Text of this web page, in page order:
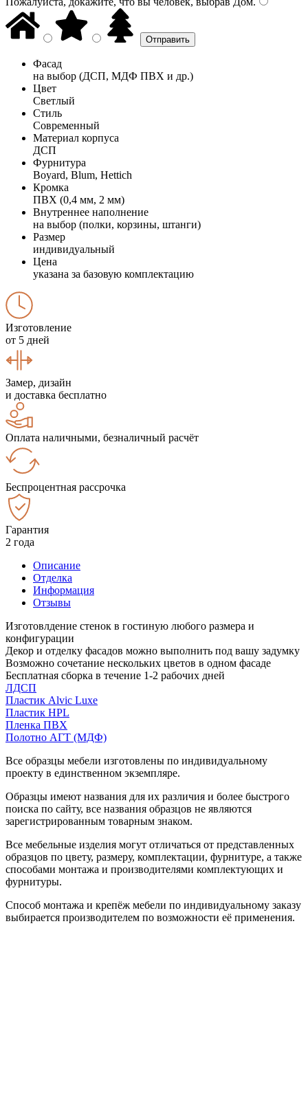
Фасад
на выбор (ДСП, МДФ ПВХ и др.)
Цвет
Светлый
Стиль
Современный
Материал корпуса
ДСП
Фурнитура
Boyard, Blum, Hettich
Кромка
ПВХ (0,4 мм, 2 мм)
Внутреннее наполнение
на выбор (полки, корзины, штанги)
Размер
индивидуальный
Цена
указана за базовую комплектацию
Изготовление
от 5 дней
Замер, дизайн
и доставка бесплатно
Оплата наличными, безналичный расчёт
Беспроцентная рассрочка
Гарантия
2 года
Описание
Отделка
Информация
Отзывы
Изготовлдение стенок в гостиную любого размера и
конфигурации
Декор и отделку фасадов можно выполнить под вашу задумку
Возможно сочетание нескольких цветов в одном фасаде
Бесплатная сборка в течение 1-2 рабочих дней
ЛДСП
Пластик Alvic Luxe
Пластик HPL
Пленка ПВХ
Полотно АГТ (МДФ)
Все образцы мебели изготовлены по индивидуальному
проекту в единственном экземпляре.
Образцы имеют названия для их различия и более быстрого
поиска по сайту, все названия образцов не являются
зарегистрированным товарным знаком.
Все мебельные изделия могут отличаться от представленных
образцов по цвету, размеру, комплектации, фурнитуре, а также
способами монтажа и производителями комплектующих и
фурнитуры.
Способ монтажа и крепёж мебели по индивидуальному заказу
выбирается производителем по возможности её применения.